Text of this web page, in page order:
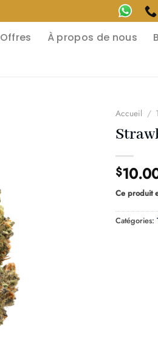
Offres À propos de nous
Accueil /
$
Ce produit
Catégories: